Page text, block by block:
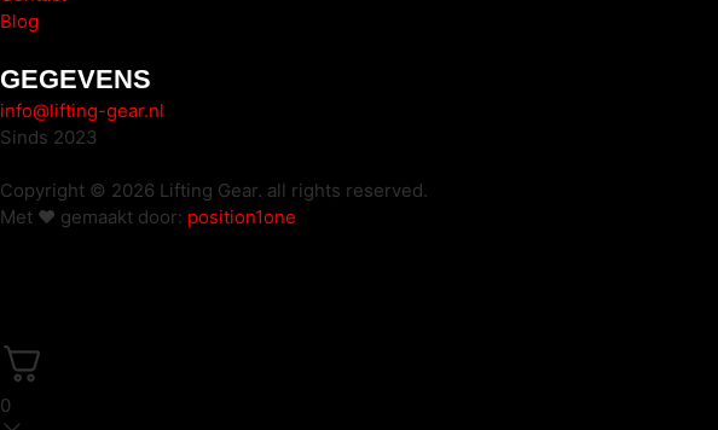
Blog
GEGEVENS
info@lifting-gear.nl
Sinds 2023
Copyright © 2026 Lifting Gear. all rights reserved.
Met ❤️ gemaakt door: position1one
0